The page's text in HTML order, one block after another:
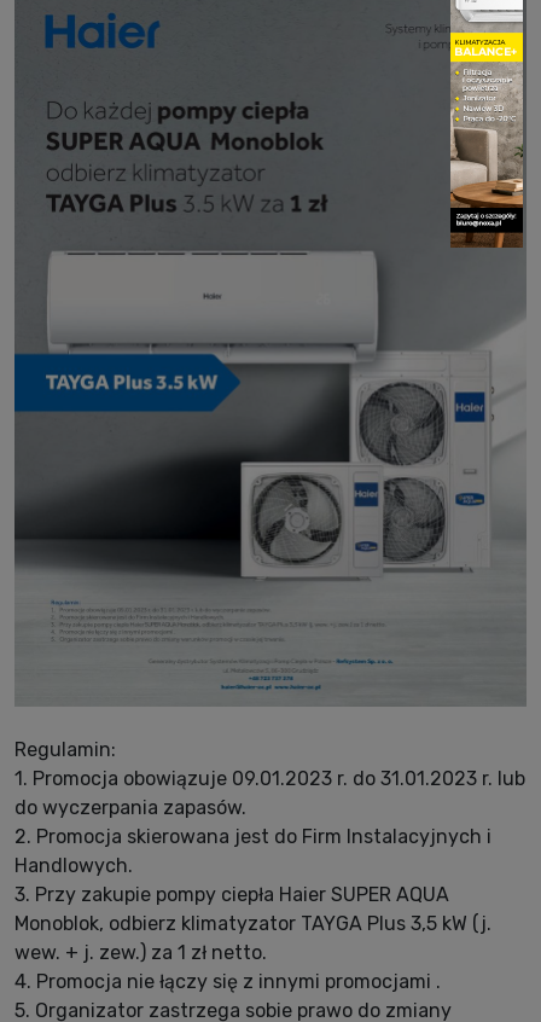
Regulamin:
1. Promocja obowiązuje 09.01.2023 r. do 31.01.2023 r. lub
do wyczerpania zapasów.
2. Promocja skierowana jest do Firm Instalacyjnych i
Handlowych.
3. Przy zakupie pompy ciepła Haier SUPER AQUA
Monoblok, odbierz klimatyzator TAYGA Plus 3,5 kW (j.
wew. + j. zew.) za 1 zł netto.
4. Promocja nie łączy się z innymi promocjami .
5. Organizator zastrzega sobie prawo do zmiany